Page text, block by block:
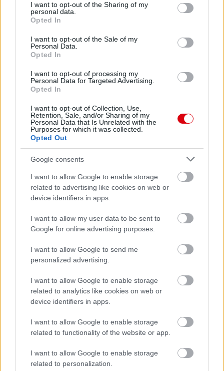
not limited to your visit or usage behaviour. You may click to
grant or deny consent to Google and its third-party tags to
use your data for below specified purposes in below Google
consent section.
I want to opt-out of the Sharing of my
personal data.
Opted In
I want to opt-out of the Sale of my
Personal Data.
Opted In
I want to opt-out of processing my
Personal Data for Targeted Advertising.
Opted In
I want to opt-out of Collection, Use,
Retention, Sale, and/or Sharing of my
Personal Data that Is Unrelated with the
Purposes for which it was collected.
Opted Out
Google consents
I want to allow Google to enable storage
related to advertising like cookies on web or
device identifiers in apps.
I want to allow my user data to be sent to
Google for online advertising purposes.
I want to allow Google to send me
personalized advertising.
I want to allow Google to enable storage
related to analytics like cookies on web or
device identifiers in apps.
I want to allow Google to enable storage
related to functionality of the website or app.
I want to allow Google to enable storage
related to personalization.
Meccs Center
Paris Saint-Germainvs
Manchester United
Felkészülési szezon 4. mérkőzés
Nya Ullevi, Göteborg
Leeds Unitedvs Manchester United2026-08-12 20:30
AC MilanvsManchester United2026-08-15 18:00
ELŐZŐ MÉRKŐZÉSEK
Támogatás